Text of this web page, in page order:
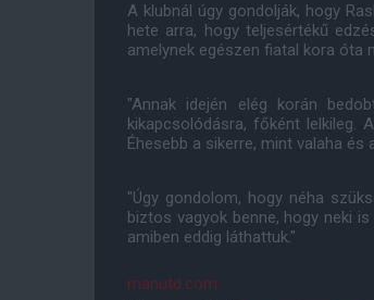
A klubnál úgy gondolják, hogy
hete arra, hogy teljesértékű
amelynek egészen fiatal kora óta
"Annak idején elég korán
kikapcsolódásra, főként
Éhesebb a sikerre, mint valaha és
"Úgy gondolom, hogy néha
biztos vagyok benne, hogy neki
amiben eddig láthattuk."
manutd.com